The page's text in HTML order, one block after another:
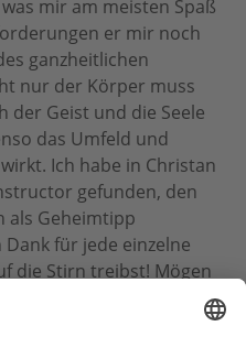
mir am meisten Spaß
er mir noch
ganzheitlichen
nur der Körper muss
der Geist und die Seele
das Umfeld und
Ich habe in Christan
gefunden, den
als Geheimtipp
für jede einzelne
die Stirn treibst! Mögen
Händen